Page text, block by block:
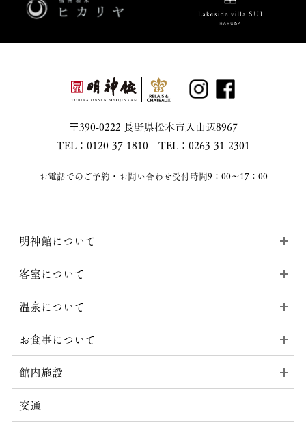
〒390-0222 長野県松本市入山辺8967
TEL：0120-37-1810 TEL：0263-31-2301
お電話でのご予約・お問い合わせ受付時間9：00〜17：00
明神館について
客室について
温泉について
お食事について
館内施設
交通